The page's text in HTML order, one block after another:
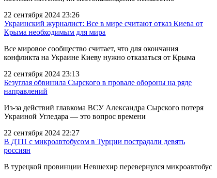
22 сентября 2024 23:26
Украинский журналист: Все в мире считают отказ Киева от
Крыма необходимым для мира
Все мировое сообщество считает, что для окончания
конфликта на Украине Киеву нужно отказаться от Крыма
22 сентября 2024 23:13
Безуглая обвинила Сырского в провале обороны на ряде
направлений
Из-за действий главкома ВСУ Александра Сырского потеря
Украиной Угледара — это вопрос времени
22 сентября 2024 22:27
В ДТП с микроавтобусом в Турции пострадали девять
россиян
В турецкой провинции Невшехир перевернулся микроавтобус